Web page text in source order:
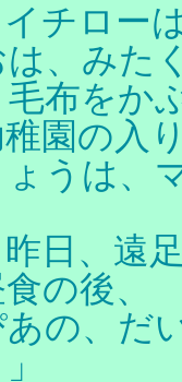
チロー
は、みた
布をか
園の入
ょうは、
日、遠
の後、
あの、だ